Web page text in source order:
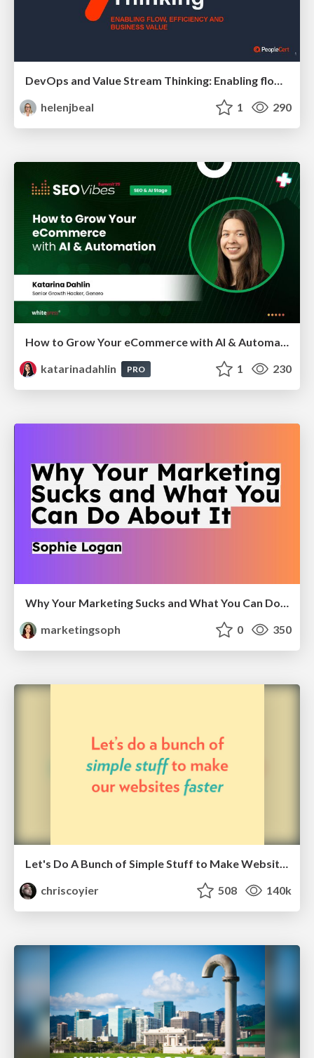
DevOps and Value Stream Thinking: Enabling flow, efficiency and business value
helenjbeal
1 290
katarinadahlin
PRO 1 230
Why Your Marketing Sucks and What You Can Do About It - Sophie Logan
marketingsoph
0 350
Let's Do A Bunch of Simple Stuff to Make Websites Faster
chriscoyier
508 140k